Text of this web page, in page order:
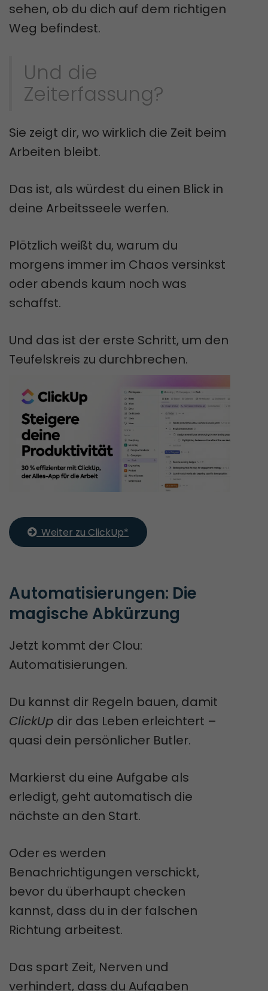
sehen, ob du dich auf dem richtigen
Weg befindest.
Und die
Zeiterfassung?
Sie zeigt dir, wo wirklich die Zeit beim
Arbeiten bleibt.
Das ist, als würdest du einen Blick in
deine Arbeitsseele werfen.
Plötzlich weißt du, warum du
morgens immer im Chaos versinkst
oder abends kaum noch was
schaffst.
Und das ist der erste Schritt, um den
Teufelskreis zu durchbrechen.
  Weiter zu ClickUp*
Automatisierungen: Die
magische Abkürzung
Jetzt kommt der Clou:
Automatisierungen.
Du kannst dir Regeln bauen, damit
ClickUp dir das Leben erleichtert –
quasi dein persönlicher Butler.
Markierst du eine Aufgabe als
erledigt, geht automatisch die
nächste an den Start.
Oder es werden
Benachrichtigungen verschickt,
bevor du überhaupt checken
kannst, dass du in der falschen
Richtung arbeitest.
Das spart Zeit, Nerven und
verhindert, dass du Aufgaben